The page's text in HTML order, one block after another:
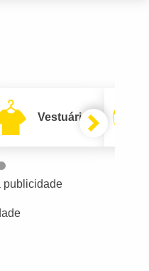
Vestuário
publicidade